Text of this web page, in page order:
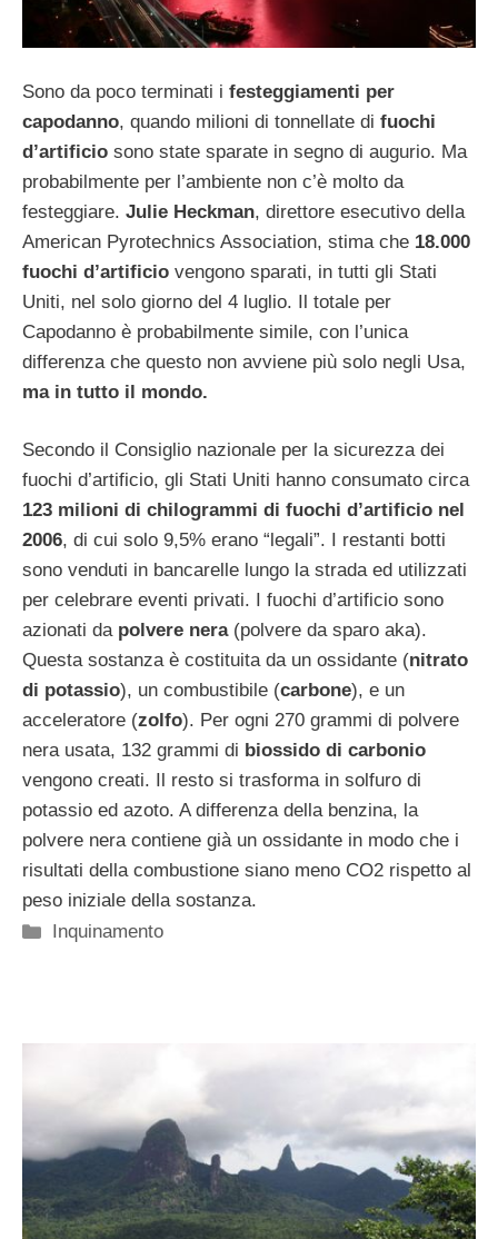
Sono da poco terminati i festeggiamenti per
capodanno, quando milioni di tonnellate di fuochi
d’artificio sono state sparate in segno di augurio. Ma
probabilmente per l’ambiente non c’è molto da
festeggiare. Julie Heckman, direttore esecutivo della
American Pyrotechnics Association, stima che 18.000
fuochi d’artificio vengono sparati, in tutti gli Stati
Uniti, nel solo giorno del 4 luglio. Il totale per
Capodanno è probabilmente simile, con l’unica
differenza che questo non avviene più solo negli Usa,
ma in tutto il mondo.
Secondo il Consiglio nazionale per la sicurezza dei
fuochi d’artificio, gli Stati Uniti hanno consumato circa
123 milioni di chilogrammi di fuochi d’artificio nel
2006, di cui solo 9,5% erano “legali”. I restanti botti
sono venduti in bancarelle lungo la strada ed utilizzati
per celebrare eventi privati. I fuochi d’artificio sono
azionati da polvere nera (polvere da sparo aka).
Questa sostanza è costituita da un ossidante (nitrato
di potassio), un combustibile (carbone), e un
acceleratore (zolfo). Per ogni 270 grammi di polvere
nera usata, 132 grammi di biossido di carbonio
vengono creati. Il resto si trasforma in solfuro di
potassio ed azoto. A differenza della benzina, la
polvere nera contiene già un ossidante in modo che i
risultati della combustione siano meno CO2 rispetto al
peso iniziale della sostanza.
Categorie
Inquinamento